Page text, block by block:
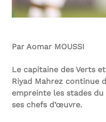
Par Aomar MOUSSI
Le capitaine des Verts
Riyad Mahrez continue
empreinte les stades
ses chefs d’œuvre.